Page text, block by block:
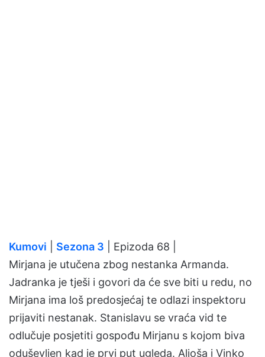
Kumovi Sezona 3 | Epizoda 68 |
Mirjana je utučena zbog nestanka Armanda.
Jadranka je tješi i govori da će sve biti u redu, no
Mirjana ima loš predosjećaj te odlazi inspektoru
prijaviti nestanak. Stanislavu se vraća vid te
odlučuje posjetiti gospođu Mirjanu s kojom biva
oduševljen kad je prvi put ugleda. Aljoša i Vinko